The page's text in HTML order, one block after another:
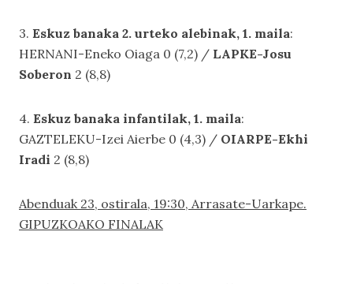
3. Eskuz banaka 2. urteko alebinak, 1. maila:
HERNANI-Eneko Oiaga 0 (7,2) / LAPKE-Josu
Soberon 2 (8,8)
4. Eskuz banaka infantilak, 1. maila:
GAZTELEKU-Izei Aierbe 0 (4,3) / OIARPE-Ekhi
Iradi 2 (8,8)
Abenduak 23, ostirala, 19:30, Arrasate-Uarkape.
GIPUZKOAKO FINALAK